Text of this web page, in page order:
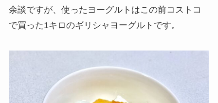
余談ですが、使ったヨーグルトはこの前コストコ
で買った1キロのギリシャヨーグルトです。